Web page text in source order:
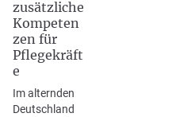
zusätzliche
Kompeten
zen für
Pflegekräft
e
Im alternden
Deutschland